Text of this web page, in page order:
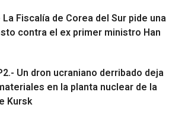
La Fiscalía de Corea del Sur pide una
contra el ex primer ministro Han
Un dron ucraniano derribado deja
en la planta nuclear de la
Kursk